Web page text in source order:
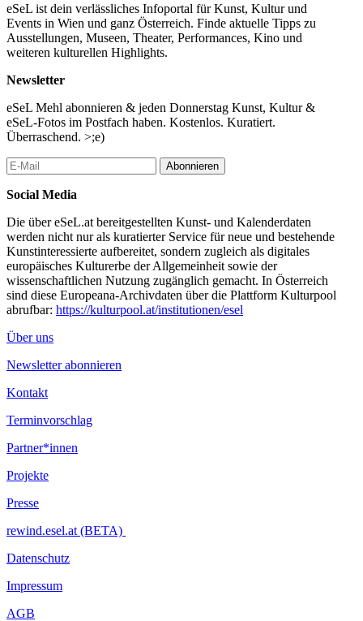
eSeL ist dein verlässliches Infoportal für Kunst, Kultur und
Events in Wien und ganz Österreich. Finde aktuelle Tipps zu
Ausstellungen, Museen, Theater, Performances, Kino und
weiteren kulturellen Highlights.
Newsletter
eSeL Mehl abonnieren & jeden Donnerstag Kunst, Kultur &
eSeL-Fotos im Postfach haben. Kostenlos. Kuratiert.
Überraschend. >;e)
Abonnieren
Social Media
Die über eSeL.at bereitgestellten Kunst- und Kalenderdaten
werden nicht nur als kuratierter Service für neue und bestehende
Kunstinteressierte aufbereitet, sondern zugleich als digitales
europäisches Kulturerbe der Allgemeinheit sowie der
wissenschaftlichen Nutzung zugänglich gemacht. In Österreich
sind diese Europeana-Archivdaten über die Plattform Kulturpool
abrufbar: https://kulturpool.at/institutionen/esel
Über uns
Newsletter abonnieren
Kontakt
Terminvorschlag
Partner*innen
Projekte
Presse
rewind.esel.at (BETA)
Datenschutz
Impressum
AGB